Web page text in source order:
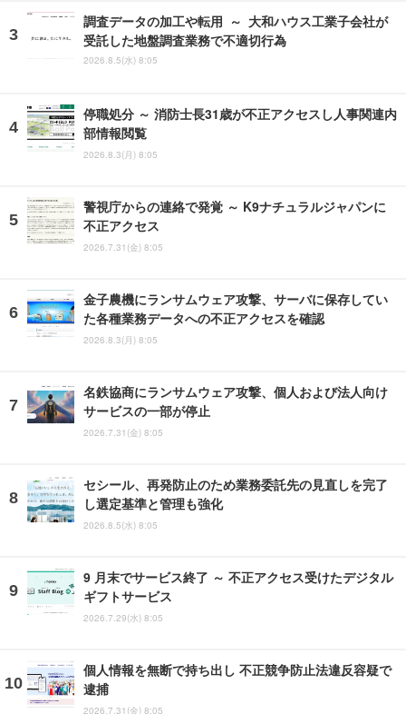
調査データの加工や転用 ～ 大和ハウス工業子会社が
受託した地盤調査業務で不適切行為
2026.8.5(水) 8:05
停職処分 ～ 消防士長31歳が不正アクセスし人事関連内
部情報閲覧
2026.8.3(月) 8:05
警視庁からの連絡で発覚 ～ K9ナチュラルジャパンに
不正アクセス
2026.7.31(金) 8:05
金子農機にランサムウェア攻撃、サーバに保存してい
た各種業務データへの不正アクセスを確認
2026.8.3(月) 8:05
名鉄協商にランサムウェア攻撃、個人および法人向け
サービスの一部が停止
2026.7.31(金) 8:05
セシール、再発防止のため業務委託先の見直しを完了
し選定基準と管理も強化
2026.8.5(水) 8:05
9 月末でサービス終了 ～ 不正アクセス受けたデジタル
ギフトサービス
2026.7.29(水) 8:05
個人情報を無断で持ち出し 不正競争防止法違反容疑で
逮捕
2026.7.31(金) 8:05